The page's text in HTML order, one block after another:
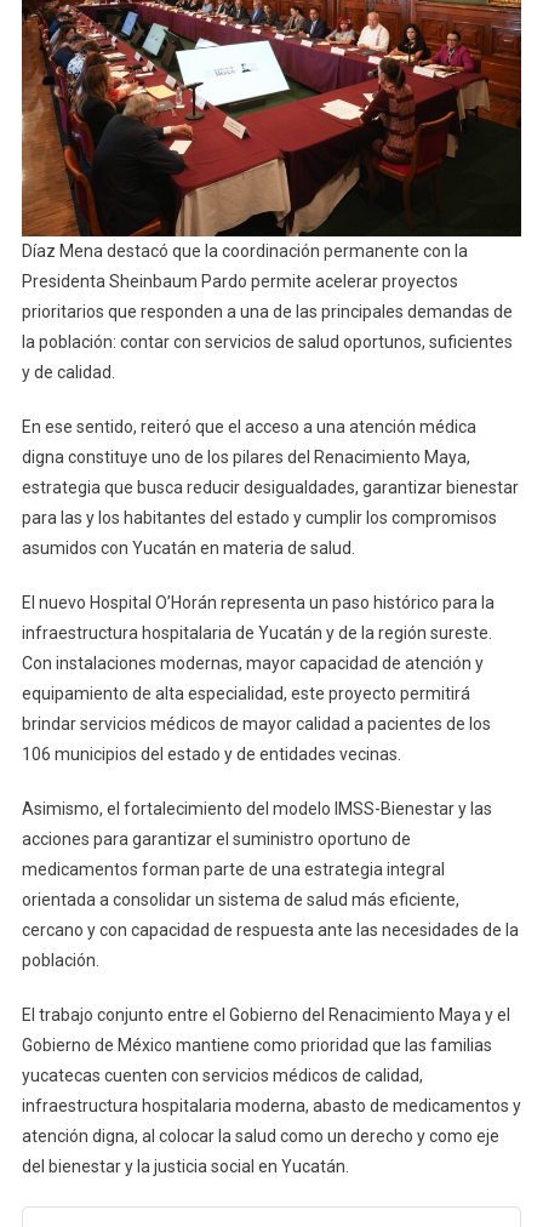
Díaz Mena destacó que la coordinación permanente con la
Presidenta Sheinbaum Pardo permite acelerar proyectos
prioritarios que responden a una de las principales demandas de
la población: contar con servicios de salud oportunos, suficientes
y de calidad.
En ese sentido, reiteró que el acceso a una atención médica
digna constituye uno de los pilares del Renacimiento Maya,
estrategia que busca reducir desigualdades, garantizar bienestar
para las y los habitantes del estado y cumplir los compromisos
asumidos con Yucatán en materia de salud.
El nuevo Hospital O’Horán representa un paso histórico para la
infraestructura hospitalaria de Yucatán y de la región sureste.
Con instalaciones modernas, mayor capacidad de atención y
equipamiento de alta especialidad, este proyecto permitirá
brindar servicios médicos de mayor calidad a pacientes de los
106 municipios del estado y de entidades vecinas.
Asimismo, el fortalecimiento del modelo IMSS-Bienestar y las
acciones para garantizar el suministro oportuno de
medicamentos forman parte de una estrategia integral
orientada a consolidar un sistema de salud más eficiente,
cercano y con capacidad de respuesta ante las necesidades de la
población.
El trabajo conjunto entre el Gobierno del Renacimiento Maya y el
Gobierno de México mantiene como prioridad que las familias
yucatecas cuenten con servicios médicos de calidad,
infraestructura hospitalaria moderna, abasto de medicamentos y
atención digna, al colocar la salud como un derecho y como eje
del bienestar y la justicia social en Yucatán.